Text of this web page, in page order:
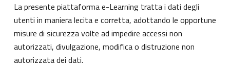
La presente piattaforma e-Learning tratta i dati degli
utenti in maniera lecita e corretta, adottando le opportune
misure di sicurezza volte ad impedire accessi non
autorizzati, divulgazione, modifica o distruzione non
autorizzata dei dati.